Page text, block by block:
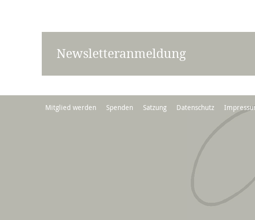
Newsletteranmeldung
Mitglied werden Spenden Satzung Datenschutz